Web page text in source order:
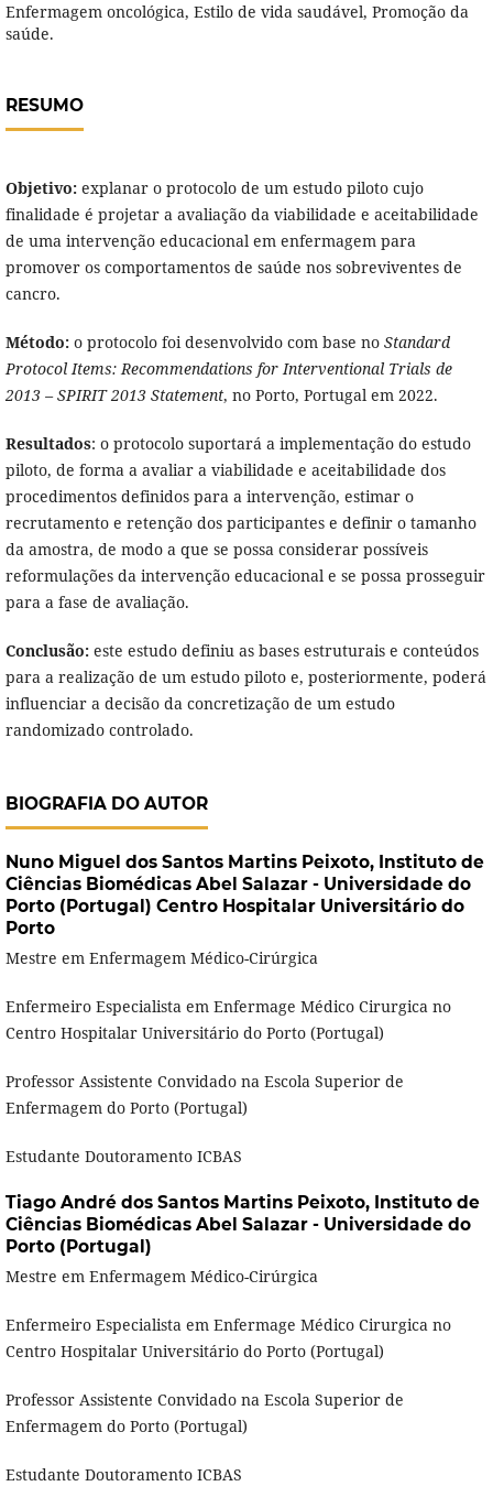
Enfermagem oncológica, Estilo de vida saudável, Promoção da
saúde.
RESUMO
Objetivo:explanar o protocolo de um estudo piloto cujo
finalidade é projetar a avaliação da viabilidade e aceitabilidade
de uma intervenção educacional em enfermagem para
promover os comportamentos de saúde nos sobreviventes de
cancro.
Método:o protocolo foi desenvolvido com base no Standard
Protocol Items: Recommendations for Interventional Trials de
2013 – SPIRIT 2013 Statement, no Porto, Portugal em 2022.
Resultados: o protocolo suportará a implementação do estudo
piloto, de forma a avaliar a viabilidade e aceitabilidade dos
procedimentos definidos para a intervenção, estimar o
recrutamento e retenção dos participantes e definir o tamanho
da amostra, de modo a que se possa considerar possíveis
reformulações da intervenção educacional e se possa prosseguir
para a fase de avaliação.
Conclusão:este estudo definiu as bases estruturais e conteúdos
para a realização de um estudo piloto e, posteriormente, poderá
influenciar a decisão da concretização de um estudo
randomizado controlado.
BIOGRAFIA DO AUTOR
Nuno Miguel dos Santos Martins Peixoto, Instituto de
Ciências Biomédicas Abel Salazar - Universidade do
Porto (Portugal) Centro Hospitalar Universitário do
Porto
Mestre em Enfermagem Médico-Cirúrgica
Enfermeiro Especialista em Enfermage Médico Cirurgica no
Centro Hospitalar Universitário do Porto (Portugal)
Professor Assistente Convidado na Escola Superior de
Enfermagem do Porto (Portugal)
Estudante Doutoramento ICBAS
Tiago André dos Santos Martins Peixoto, Instituto de
Ciências Biomédicas Abel Salazar - Universidade do
Porto (Portugal)
Mestre em Enfermagem Médico-Cirúrgica
Enfermeiro Especialista em Enfermage Médico Cirurgica no
Centro Hospitalar Universitário do Porto (Portugal)
Professor Assistente Convidado na Escola Superior de
Enfermagem do Porto (Portugal)
Estudante Doutoramento ICBAS